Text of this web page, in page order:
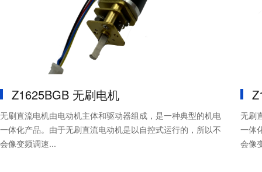
Z1625BGB 无刷电机
无刷直流电机由电动机主体和驱动器组成，是一种典型的机电
一体化产品。由于无刷直流电动机是以自控式运行的，所以不
会像变频调速...
无刷
一体
会像